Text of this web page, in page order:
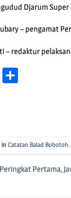
Djarum
– pengamat
– redaktur
WhatsApp
inCatatan Balad Bobotoh.
Pertama,